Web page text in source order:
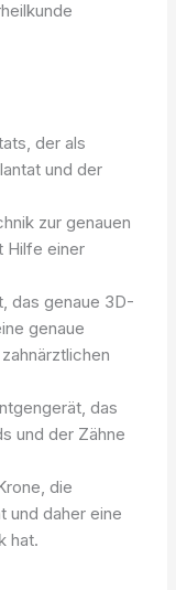
der als
und der
zur genauen
Hilfe einer
das genaue 3D-
genaue
das
und der Zähne
die
und daher eine
hat.